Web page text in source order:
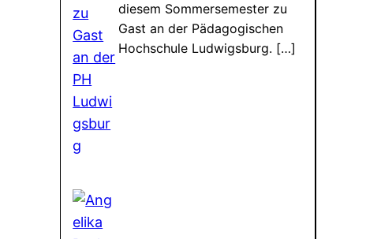
diesem Sommersemester zu
Gast an der Pädagogischen
Hochschule Ludwigsburg. […]